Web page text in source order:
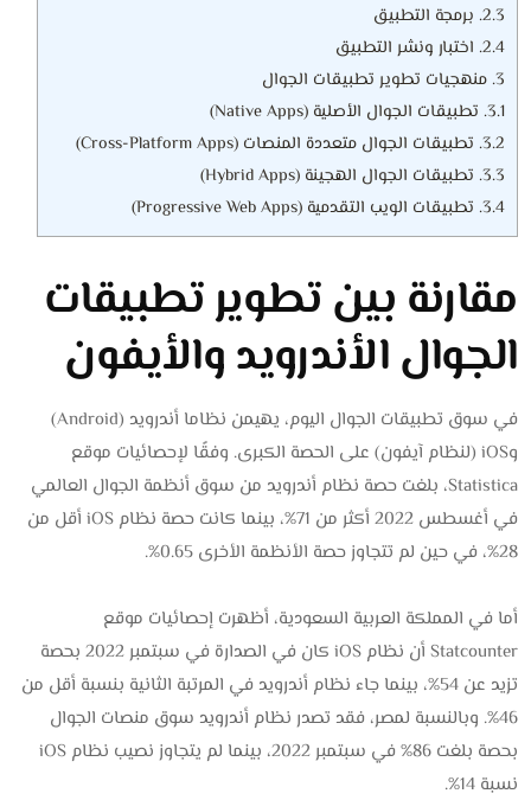
2.3. برمجة التطبيق
2.4. اختبار ونشر التطبيق
3. منهجيات تطوير تطبيقات الجوال
3.1. تطبيقات الجوال الأصلية (Native Apps)
3.2. تطبيقات الجوال متعددة المنصات (Cross-Platform Apps)
3.3. تطبيقات الجوال الهجينة (Hybrid Apps)
3.4. تطبيقات الويب التقدمية (Progressive Web Apps)
مقارنة بين تطوير تطبيقات
الجوال الأندرويد والأيفون
في سوق تطبيقات الجوال اليوم، يهيمن نظاما أندرويد (Android)
وiOS (لنظام آيفون) على الحصة الكبرى. وفقًا لإحصائيات موقع
Statistica، بلغت حصة نظام أندرويد من سوق أنظمة الجوال العالمي
في أغسطس 2022 أكثر من 71%، بينما كانت حصة نظام iOS أقل من
28%، في حين لم تتجاوز حصة الأنظمة الأخرى 0.65%.
أما في المملكة العربية السعودية، أظهرت إحصائيات موقع
Statcounter أن نظام iOS كان في الصدارة في سبتمبر 2022 بحصة
تزيد عن 54%، بينما جاء نظام أندرويد في المرتبة الثانية بنسبة أقل من
46%. وبالنسبة لمصر، فقد تصدر نظام أندرويد سوق منصات الجوال
بحصة بلغت 86% في سبتمبر 2022، بينما لم يتجاوز نصيب نظام iOS
نسبة 14%.